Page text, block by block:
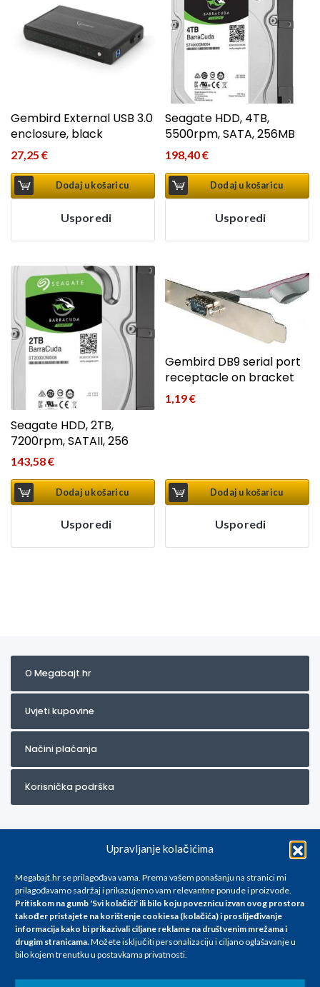
Upravljanje kolačićima
Megabajt.hr se prilagođava vama. Prema vašem ponašanju na stranici mi
prilagođavamo sadržaj i prikazujemo vam relevantne ponude i proizvode.
Pritiskom na gumb 'Svi kolačići' ili bilo koju poveznicu izvan ovog prostora
također pristajete na korištenje cookiesa (kolačića) i proslijeđivanje
informacija kako bi prikazivali ciljane reklame na društvenim mrežama i
drugim stranicama.Možete isključiti personalizaciju i ciljano oglašavanje u
bilo kojem trenutku u postavkama privatnosti.
Gembird External USB 3.0
enclosure, black
27,25 €
Dodaj u košaricu
Usporedi
Seagate HDD, 4TB,
5500rpm, SATA, 256MB
198,40€
Dodaj u košaricu
Usporedi
Seagate HDD, 2TB,
7200rpm, SATAII, 256
143,58€
Dodaj u košaricu
Usporedi
Gembird DB9 serial port
receptacle on bracket
1,19€
Dodaj u košaricu
Usporedi
O Megabajt.hr
Uvjeti kupovine
Načini plaćanja
Korisnička podrška
Za artikle kojih trenutno nema u ponudi obratite nam se na
info@megabajt.hr. Sve cijene su informativnog karaktera i podložne su
promjenama, a
iskazane su za avansno plaćanje(gotovina) u Eurima i uključuju PDV. Sve
se razlikovati od cijena u našim poslovnicama. Trudimo se dati što bolji